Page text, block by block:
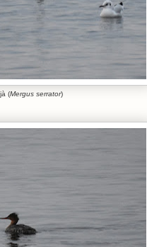
(Mergus serrator)